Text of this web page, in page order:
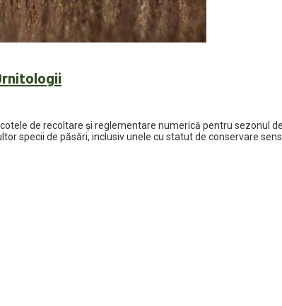
de recoltare și reglementare numerică pentru
specii de păsări, inclusiv unele cu statut de conservare